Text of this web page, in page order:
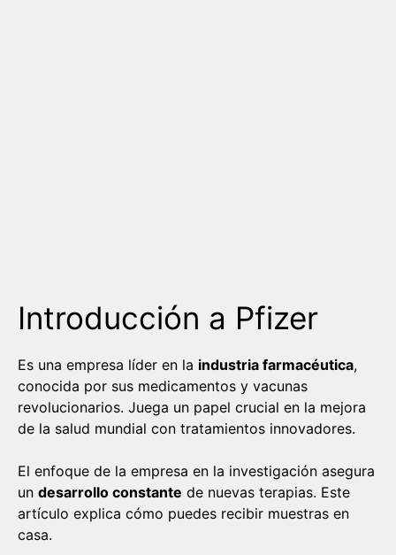
Introducción a Pfizer
Es una empresa líder en la industria farmacéutica,
conocida por sus medicamentos y vacunas
revolucionarios. Juega un papel crucial en la mejora
de la salud mundial con tratamientos innovadores.
El enfoque de la empresa en la investigación asegura
un desarrollo constante de nuevas terapias. Este
artículo explica cómo puedes recibir muestras en
casa.